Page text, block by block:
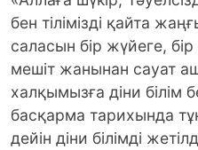
бен тілімізді қайта
саласын бір жүйеге, бір
мешіт жанынан сауат
халқымызға діни білім
басқарма тарихында
дейін діни білімді